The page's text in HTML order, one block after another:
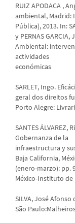
RUIZ APODACA ,
ambiental, Madrid:
Pública), 2013. In:
y PERNAS
Ambiental:
actividades
económicas
SARLET, Ingo.
geral dos direitos
Porto Alegre:
SANTES ÁLVAREZ,
Gobernanza de la
infraestructura y
Baja California,
(enero-marzo): pp.
México-Instituto de
SILVA, José
São